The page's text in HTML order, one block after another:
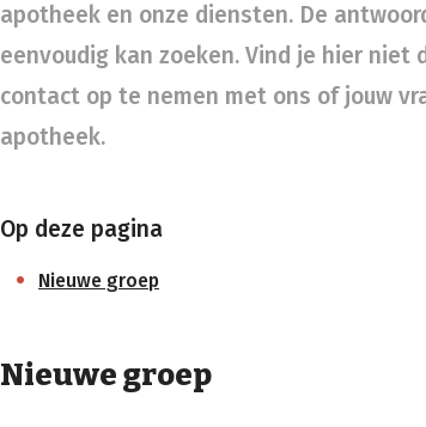
apotheek en onze diensten. De
eenvoudig kan zoeken. Vind je hier
contact op te nemen met ons of jouw
apotheek.
Op deze pagina
Nieuwe groep
Nieuwe groep